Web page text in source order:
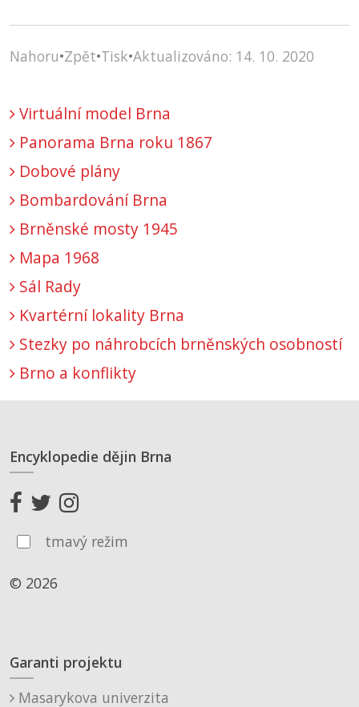
Nahoru•Zpět•Tisk•Aktualizováno: 14. 10. 2020
Virtuální model Brna
Panorama Brna roku 1867
Dobové plány
Bombardování Brna
Brněnské mosty 1945
Mapa 1968
Sál Rady
Kvartérní lokality Brna
Stezky po náhrobcích brněnských osobností
Brno a konflikty
Encyklopedie dějin Brna
tmavý režim
© 2026
Garanti projektu
Masarykova univerzita